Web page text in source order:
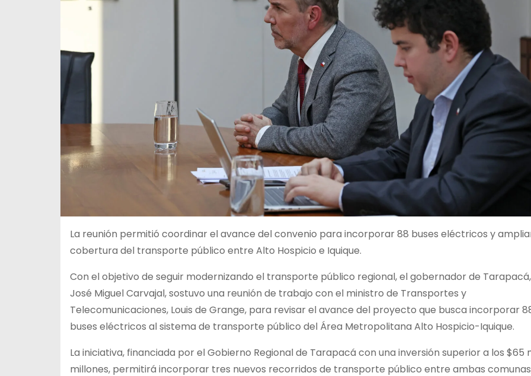
La reunión permitió coordinar el avance del convenio para incorporar 88 buses eléctricos y
cobertura del transporte público entre Alto Hospicio e Iquique.
Con el objetivo de seguir modernizando el transporte público regional, el gobernador de Tarapacá,
José Miguel Carvajal, sostuvo una reunión de trabajo con el ministro de Transportes y
Telecomunicaciones, Louis de Grange, para revisar el avance del proyecto que busca incorporar
buses eléctricos al sistema de transporte público del Área Metropolitana Alto Hospicio-Iquique.
La iniciativa, financiada por el Gobierno Regional de Tarapacá con una inversión superior a los $65
millones, permitirá incorporar tres nuevos recorridos de transporte público entre ambas